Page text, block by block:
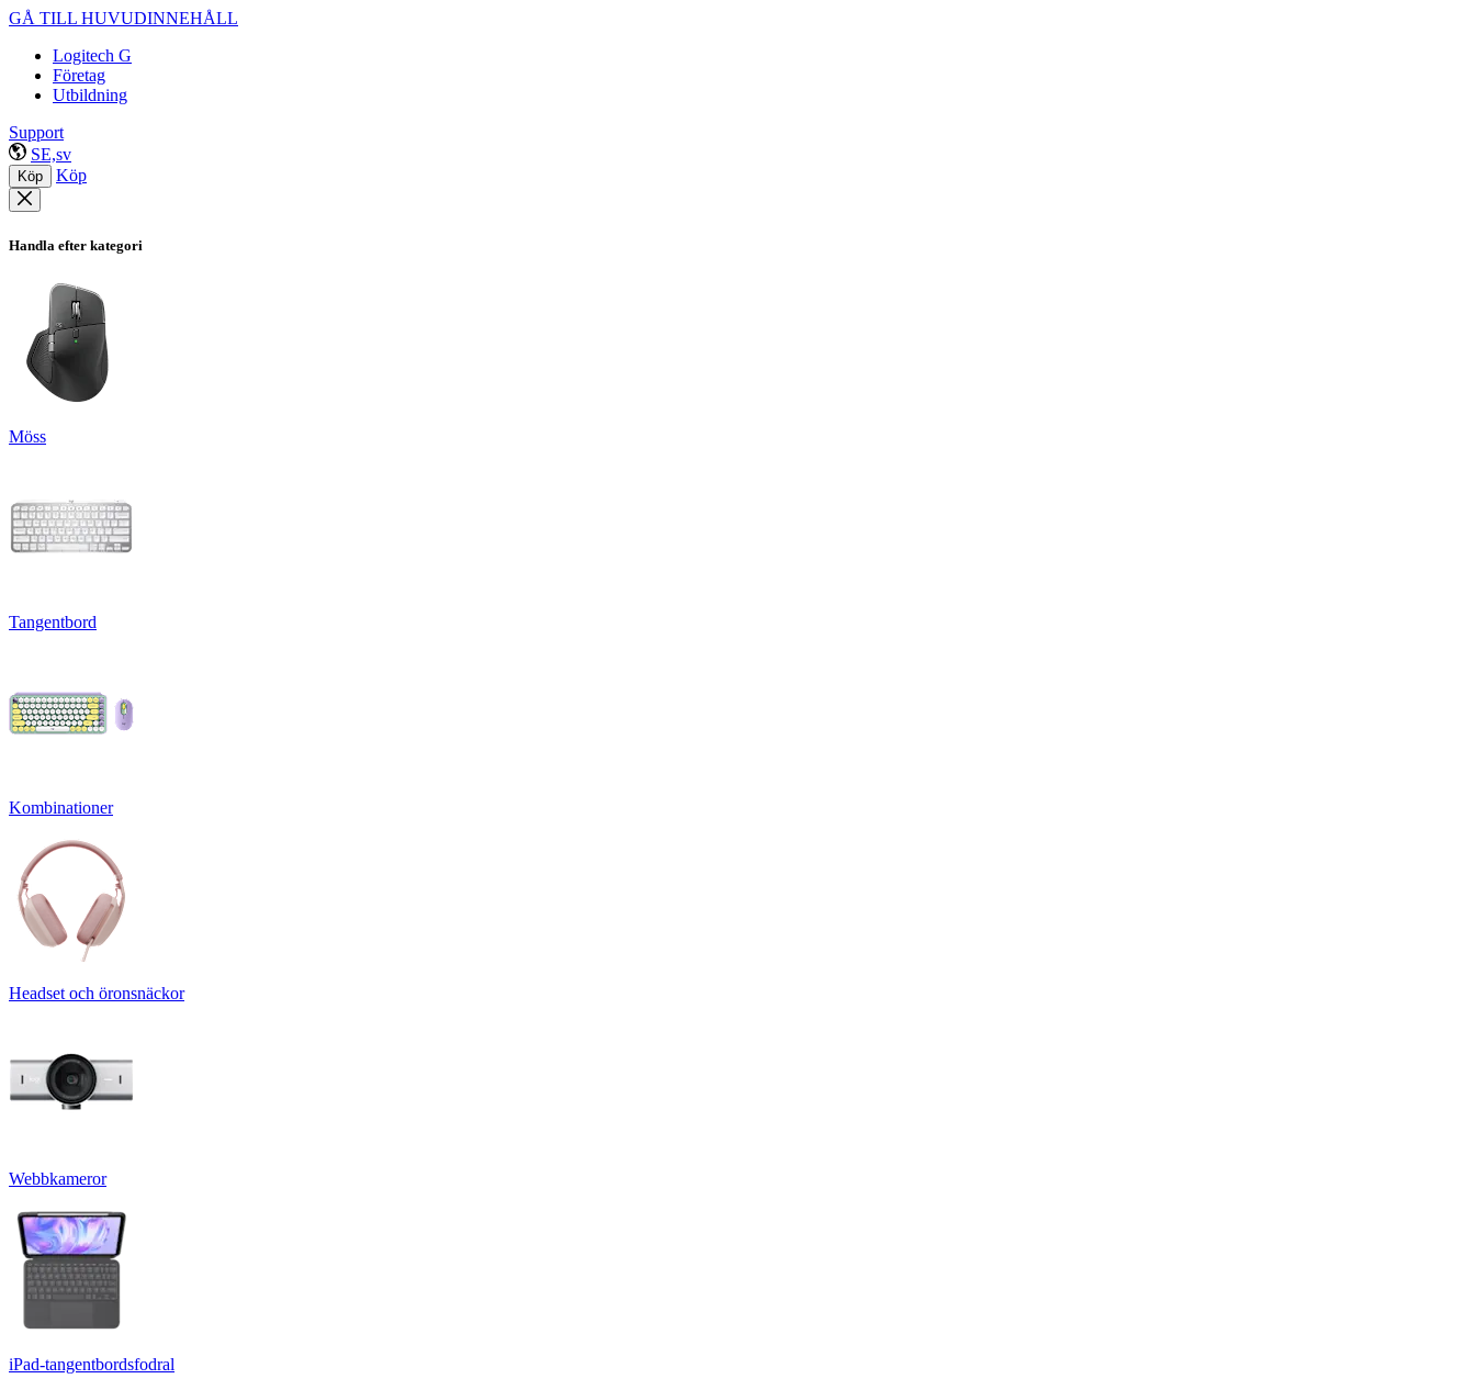
GÅ TILL HUVUDINNEHÅLL
Logitech G
Företag
Utbildning
Support
SE,sv
Köp Köp
Handla efter kategori
Möss
Tangentbord
Kombinationer
Headset och öronsnäckor
Webbkameror
iPad-tangentbordsfodral